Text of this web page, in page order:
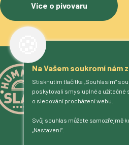
Na Vašem soukromí nám
Stisknutím tlačítka „Souhlasím“
poskytovali smysluplné a užitečné
o sledování procházení webu.
Svůj souhlas můžete samozřejmě
„Nastavení“.
Více o pivovaru